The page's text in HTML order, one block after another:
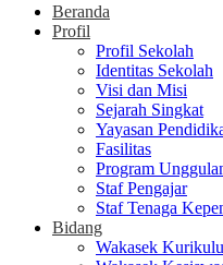
Beranda
Profil
Profil Sekolah
Identitas Sekolah
Visi dan Misi
Sejarah Singkat
Yayasan
Fasilitas
Program
Staf Pengajar
Staf Tenaga
Bidang
Wakasek